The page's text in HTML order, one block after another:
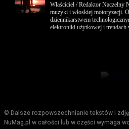
Właściciel / Redaktor Naczelny
muzyki i włoskiej motoryzacji.
dziennikarstwem
elektroniki użytkowej i trendach
© Dalsze rozpowszechnianie tekstów i
NuMag.pl w całości lub w części wymaga